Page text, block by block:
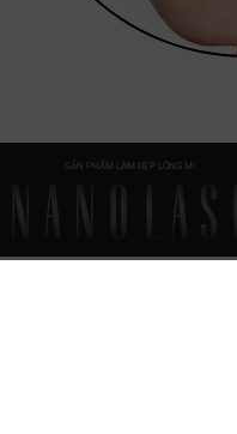
SẢN PHẨM LÀM ĐẸP LÔNG MI